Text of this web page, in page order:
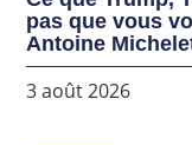
pas que vous
Antoine
3 août 2026